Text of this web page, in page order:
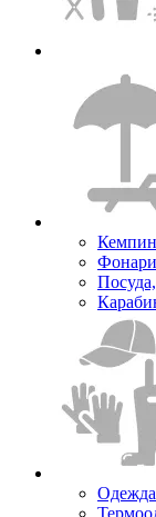
Фонари
Одежда